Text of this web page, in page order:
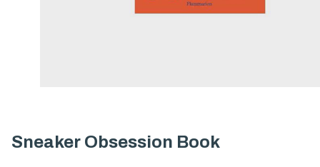
Sneaker Obsession Book